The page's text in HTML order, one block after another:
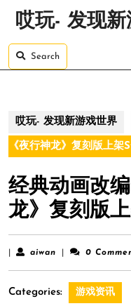
哎玩- 发现
Search
哎玩- 发现新游戏世界
《夜行神龙》复刻版上架
经典动画改
龙》复刻版
aiwan aiwan 0
Categories: 游戏资讯